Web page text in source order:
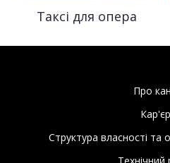
Таксі для опера
Про
Структура власності та